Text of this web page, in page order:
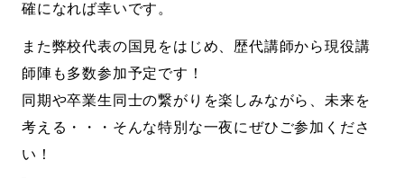
確になれば幸いです。
また弊校代表の国見をはじめ、歴代講師から現役講
師陣も多数参加予定です！
同期や卒業生同士の繋がりを楽しみながら、未来を
考える・・・そんな特別な一夜にぜひご参加くださ
い！